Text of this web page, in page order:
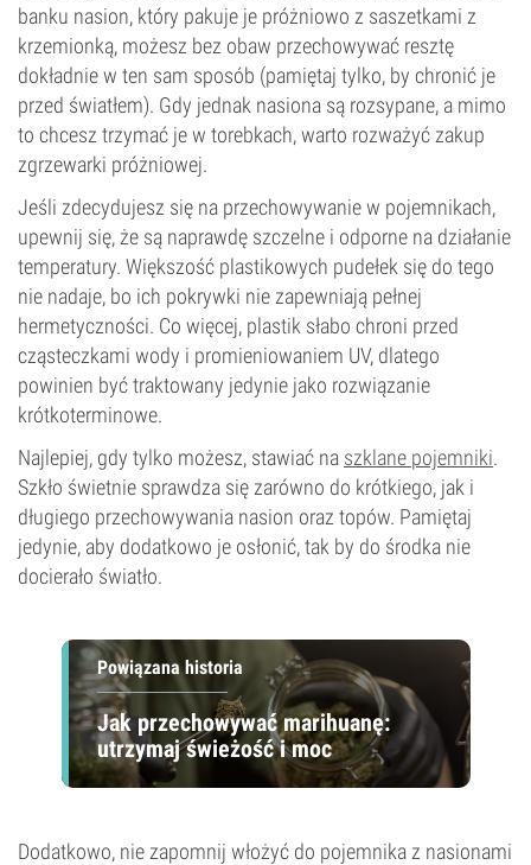
banku nasion, który pakuje je próżniowo z saszetkami z
krzemionką, możesz bez obaw przechowywać resztę
dokładnie w ten sam sposób (pamiętaj tylko, by chronić je
przed światłem). Gdy jednak nasiona są rozsypane, a mimo
to chcesz trzymać je w torebkach, warto rozważyć zakup
zgrzewarki próżniowej.
Jeśli zdecydujesz się na przechowywanie w pojemnikach,
upewnij się, że są naprawdę szczelne i odporne na działanie
temperatury. Większość plastikowych pudełek się do tego
nie nadaje, bo ich pokrywki nie zapewniają pełnej
hermetyczności. Co więcej, plastik słabo chroni przed
cząsteczkami wody i promieniowaniem UV, dlatego
powinien być traktowany jedynie jako rozwiązanie
krótkoterminowe.
Najlepiej, gdy tylko możesz, stawiać na szklane pojemniki.
Szkło świetnie sprawdza się zarówno do krótkiego, jak i
długiego przechowywania nasion oraz topów. Pamiętaj
jedynie, aby dodatkowo je osłonić, tak by do środka nie
docierało światło.
Powiązana historia
Jak przechowywać marihuanę:
utrzymaj świeżość i moc
Dodatkowo, nie zapomnij włożyć do pojemnika z nasionami